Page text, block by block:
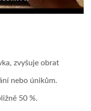
zvyšuje obrat
nebo únikům.
50 %.